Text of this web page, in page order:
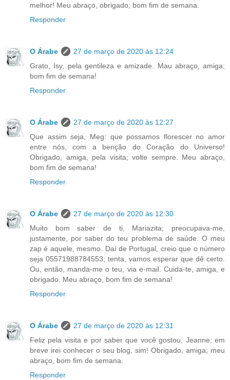
melhor! Meu abraço, obrigado; bom fim de semana.
Responder
O Árabe
27 de março de 2020 às 12:24
Grato, Isy, pela gentileza e amizade. Mau abraço, amiga;
bom fim de semana!
Responder
O Árabe
27 de março de 2020 às 12:27
Que assim seja, Meg: que possamos florescer no amor
entre nós, com a benção do Coração do Universo!
Obrigado, amiga, pela visita; volte sempre. Meu abraço,
bom fim de semana!
Responder
O Árabe
27 de março de 2020 às 12:30
Muito bom saber de ti, Mariazita; preocupava-me,
justamente, por saber do teu problema de saúde. O meu
zap é aquele, mesmo. Daí de Portugal, creio que o número
seja 05571988784553; tenta, vamos esperar que dê certo.
Ou, então, manda-me o teu, via e-mail. Cuida-te, amiga, e
obrigado. Meu abraço, bom fim de semana!
Responder
O Árabe
27 de março de 2020 às 12:31
Feliz pela visita e por saber que você gostou, Jeanne; em
breve irei conhecer o seu blog, sim! Obrigado, amiga; meu
abraço, bom fim de semana.
Responder